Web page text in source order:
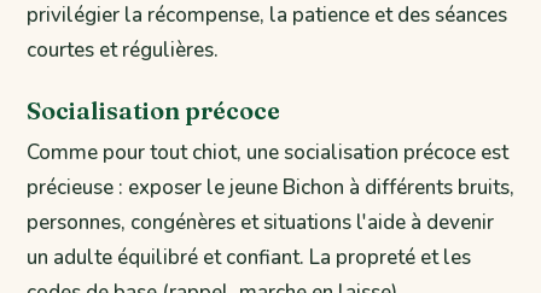
privilégier la récompense, la patience et des séances
courtes et régulières.
Socialisation précoce
Comme pour tout chiot, une socialisation précoce est
précieuse : exposer le jeune Bichon à différents bruits,
personnes, congénères et situations l'aide à devenir
un adulte équilibré et confiant. La propreté et les